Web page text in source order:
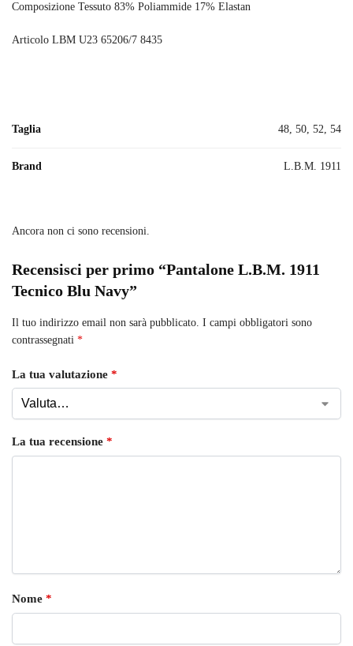
Composizione Tessuto 83% Poliammide 17% Elastan
Articolo LBM U23 65206/7 8435
Taglia 48, 50, 52, 54
Brand L.B.M. 1911
Ancora non ci sono recensioni.
Recensisci per primo “Pantalone L.B.M. 1911
Tecnico Blu Navy”
Il tuo indirizzo email non sarà pubblicato. I campi obbligatori sono
contrassegnati *
La tua valutazione *
La tua recensione *
Nome *